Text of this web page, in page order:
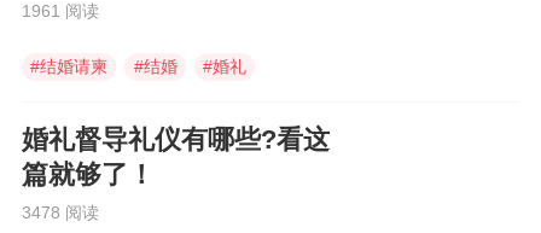
1961 阅读
#结婚请柬 #结婚 #婚礼
婚礼督导礼仪有哪些?看这
篇就够了！
3478 阅读